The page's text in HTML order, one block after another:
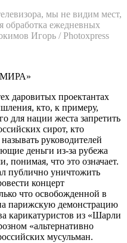
мы не видим мест,
обработка ежедневных
Игорь / Photoxpress
даровитых проектантах
кто, к примеру,
для нации жеста запретить
сирот, кто
руководителей
деньги из-за рубежа
что это означает.
публично уничтожить
концерт
что освобожденной в
парижскую демонстрацию
карикатуристов из «Шарли
«альтернативно
мусульман.